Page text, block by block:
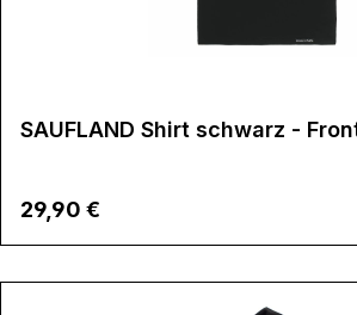
SAUFLAND Shirt schwarz -
Regulärer Preis:
29,90 €